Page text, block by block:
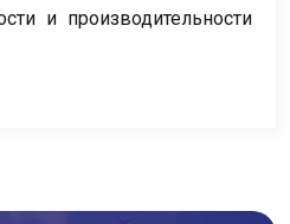
и производительности